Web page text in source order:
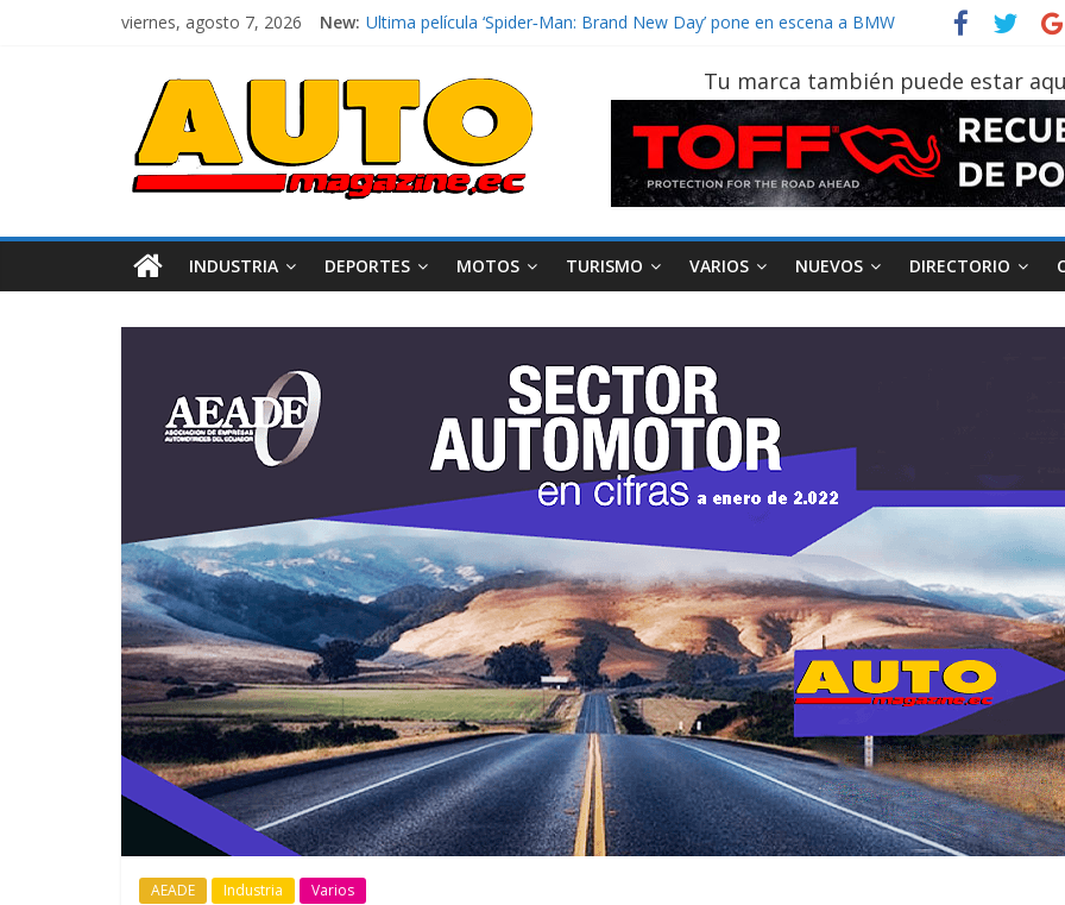
viernes, agosto 7, 2026 New: El costo de tener un vehículo gana protagonismo a la hora de decidir
Ultima película ‘Spider‑Man: Brand New Day’ pone en escena a BMW
La Vuelta al Ecuador 2026, edición 47ª, recorre 7 provincias en 8 días
La FEDAK recibe 12 Sinotruk Bolden para cubrir las rutas de La Vuelta
Tu marca también puede estar
INDUSTRIA DEPORTES MOTOS TURISMO VARIOS NUEVOS DIRECTORIO
AEADE Industria Varios
GM reafirma su
compromiso con movilidad
más segura y conectada
Movilidad Turismo Varios
¿Qué puede pasar con tu
vehículo si permanece
varios días sin usar?
AEADE Motociclismo
Movilidad
Campaña busca cambiar
destino de los
en la región